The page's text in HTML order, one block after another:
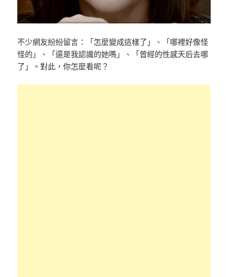
不少網友紛紛留言：「怎麼變成這樣了」、「哪裡好像怪
怪的」、「還是我認識的她嗎」、「曾經的性感天后去哪
了」。對此，你怎麼看呢？